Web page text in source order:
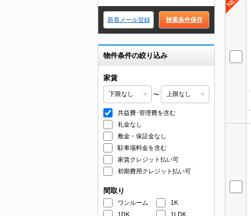
新着メール登録 検索条件保存
物件条件の絞り込み
家賃
〜
共益費･管理費を含む
礼金なし
敷金・保証金なし
駐車場料金を含む
家賃クレジット払い可
初期費用クレジット払い可
間取り
ワンルーム
1K
1DK
1LDK